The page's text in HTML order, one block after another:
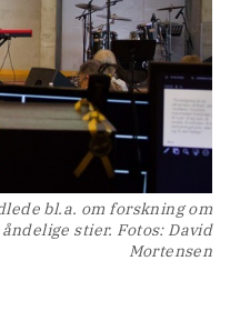
bl.a. om forskning om
stier. Fotos: David
Mortensen